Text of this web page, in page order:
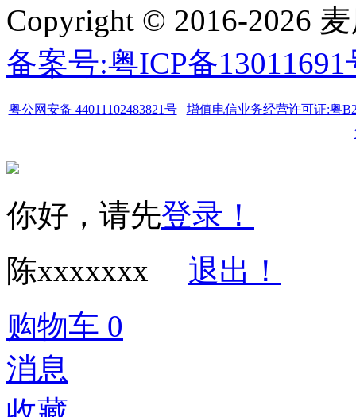
Copyright © 2016-2026
备案号:粤ICP备13011691
粤公网安备 44011102483821号
增值电信业务经营许可证:粤
你好，请先登录！
陈xxxxxxx
退出！
购物车 0
消息